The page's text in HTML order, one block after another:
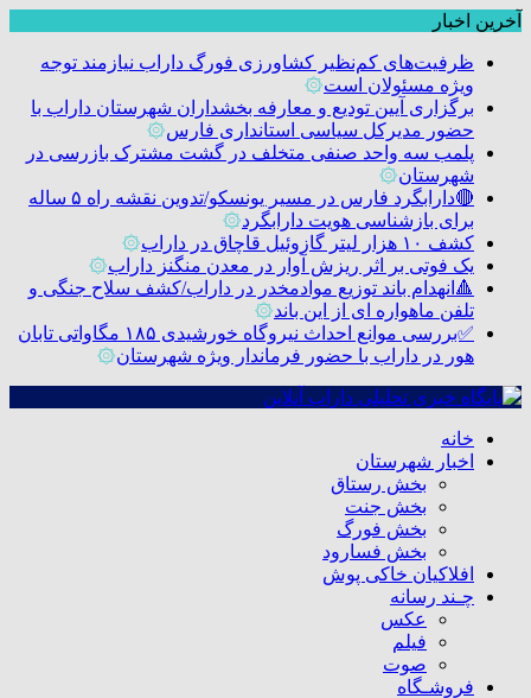
آخرین اخبار
ظرفیت‌های کم‌نظیر کشاورزی فورگ داراب نیازمند توجه
ویژه مسئولان است۞
برگزاری آیین تودیع و معارفه بخشداران شهرستان داراب با
حضور مدیرکل سیاسی استانداری فارس۞
پلمب سه واحد صنفی متخلف در گشت مشترک بازرسی در
شهرستان۞
🔴دارابگرد فارس در مسیر یونسکو/تدوین نقشه راه ۵ ساله
برای بازشناسی هویت دارابگرد۞
کشف ۱۰ هزار لیتر گازوئیل قاچاق در داراب
۞
یک فوتی بر اثر ریزش آوار در معدن منگنز داراب۞
🔺انهدام باند توزیع موادمخدر در داراب/کشف سلاح جنگی و
تلفن ماهواره ای از این باند۞
✅بررسی موانع احداث نیروگاه خورشیدی ۱۸۵ مگاواتی تابان
هور در داراب با حضور فرماندار ویژه شهرستان۞
خانه
اخبار شهرستان
بخش رستاق
بخش جنت
بخش فورگ
بخش فسارود
افلاکیان خاکی پوش
چـند رسانه
عکس
فیلم
صوت
فروشـگاه